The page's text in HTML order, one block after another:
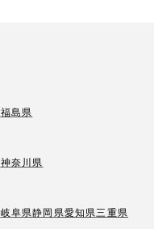
福島県
神奈川県
岐阜県静岡県愛知県三重県